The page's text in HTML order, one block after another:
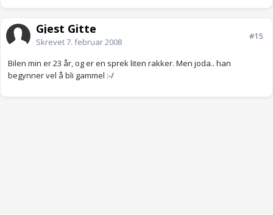
Gjest Gitte
Skrevet7. februar 2008
#15
Bilen min er 23 år, og er en sprek liten rakker. Men joda.. han
begynner vel å bli gammel :-/